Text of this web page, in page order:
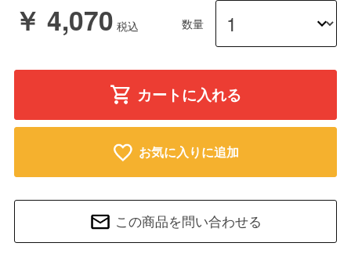
￥ 4,070 数量
カートに入れる
お気に入りに追加
この商品を問い合わせる